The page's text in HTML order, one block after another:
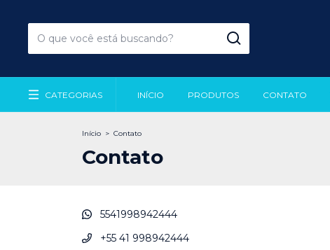
CATEGORIAS INÍCIO PRODUTOS CONTATO
Início > Contato
Contato
5541998942444
+55 41 998942444